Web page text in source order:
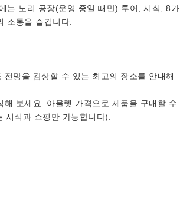
는 노리 공장(운영 중일 때만) 투어, 시식, 8가
소통을 즐깁니다.
망을 감상할 수 있는 최고의 장소를 안내해
보세요. 아울렛 가격으로 제품을 구매할 수
식과 쇼핑만 가능합니다).